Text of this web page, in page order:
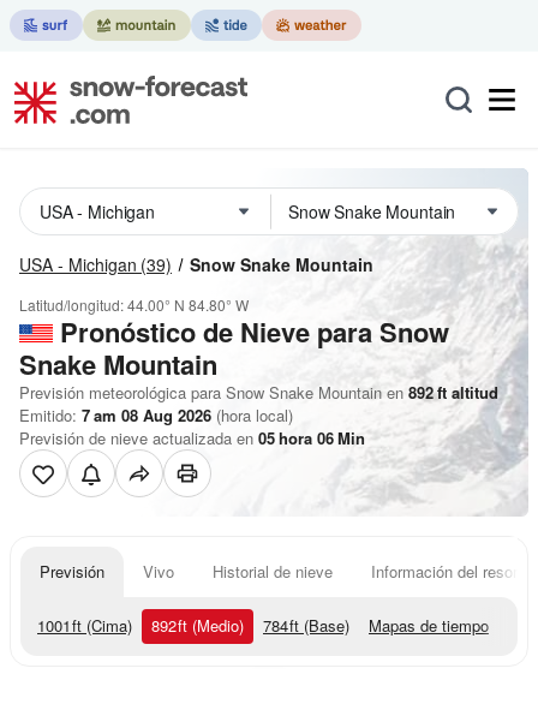
USA - Michigan (39) Snow Snake Mountain
Latitud/longitud:44.00° N 84.80° W
Pronóstico de Nieve para Snow
Snake Mountain
Previsión meteorológica para Snow Snake Mountain en 892ft altitud
Emitido: 7 am 08 Aug 2026 (hora local)
Previsión de nieve actualizada en 05hora 06Min
Previsión Vivo Historial de nieve Información del resort
1001ft (Cima) 892ft (Medio) 784ft (Base) Mapas de tiempo